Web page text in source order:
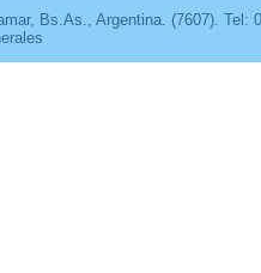
Bs.As., Argentina. (7607). Tel: